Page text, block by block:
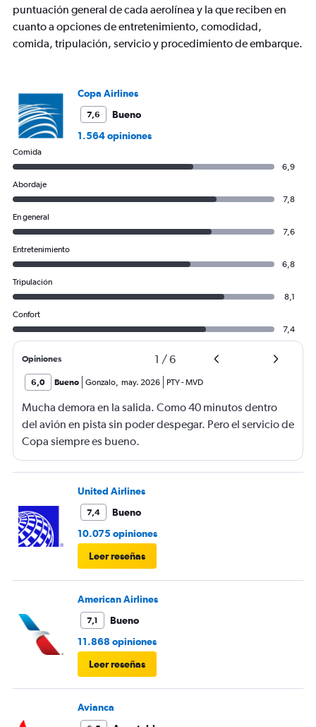
values.
Range:
0
puntuación general de cada aerolínea y la que reciben en
cuanto a opciones de entretenimiento, comodidad,
comida, tripulación, servicio y procedimiento de embarque.
Copa Airlines
7,6
Bueno
1.564 opiniones
Comida
6,9
Abordaje
7,8
En general
7,6
Entretenimiento
6,8
Tripulación
8,1
Confort
7,4
Opiniones 1 /6
6,0 Bueno Gonzalo, may. 2026 PTY-MVD
Mucha demora en la salida. Como 40 minutos dentro
del avión en pista sin poder despegar. Pero el servicio de
Copa siempre es bueno.
United Airlines
7,4
Bueno
10.075 opiniones
Leer reseñas
American Airlines
7,1
Bueno
11.868 opiniones
Leer reseñas
Avianca